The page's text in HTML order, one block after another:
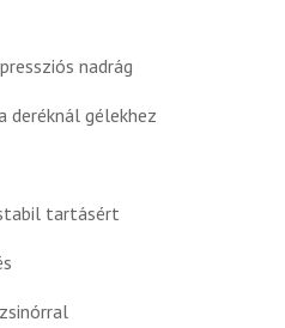
nadrág
deréknál gélekhez
tartásért